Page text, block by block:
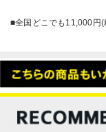
■全国どこでも11,000円(